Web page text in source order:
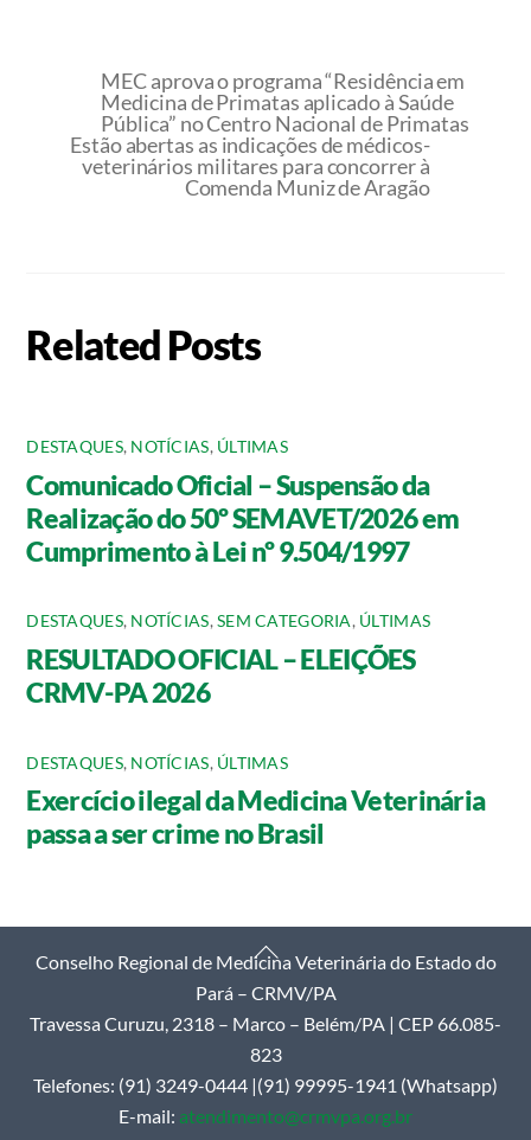
MEC aprova o programa “Residência em
Medicina de Primatas aplicado à Saúde
Pública” no Centro Nacional de Primatas
Estão abertas as indicações de médicos-
veterinários militares para concorrer à
Comenda Muniz de Aragão
Related Posts
DESTAQUES, NOTÍCIAS, ÚLTIMAS
Comunicado Oficial – Suspensão da
Realização do 50º SEMAVET/2026 em
Cumprimento à Lei nº 9.504/1997
DESTAQUES, NOTÍCIAS,SEM CATEGORIA, ÚLTIMAS
RESULTADO OFICIAL – ELEIÇÕES
CRMV-PA 2026
DESTAQUES, NOTÍCIAS, ÚLTIMAS
Exercício ilegal da Medicina Veterinária
passa a ser crime no Brasil
Back
To
Top
Conselho Regional de Medicina Veterinária do Estado do
Pará – CRMV/PA
Travessa Curuzu, 2318 – Marco – Belém/PA | CEP 66.085-
823
Telefones: (91) 3249-0444 |(91) 99995-1941 (Whatsapp)
E-mail: atendimento@crmvpa.org.br